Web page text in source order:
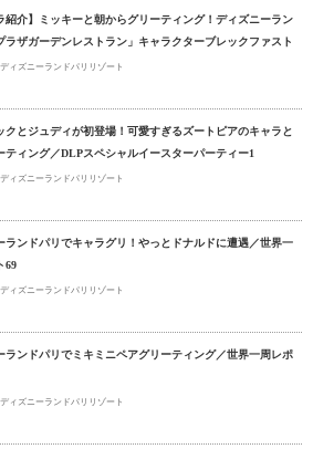
紹介】ミッキーと朝からグリーティング！ディズニーラン
ラザガーデンレストラン」キャラクターブレックファスト
ディズニーランドパリリゾート
クとジュディが初登場！可愛すぎるズートピアのキャラと
ティング／DLPスペシャルイースターパーティー1
ディズニーランドパリリゾート
ランドパリでキャラグリ！やっとドナルドに遭遇／世界一
69
ディズニーランドパリリゾート
ランドパリでミキミニペアグリーティング／世界一周レポ
ディズニーランドパリリゾート